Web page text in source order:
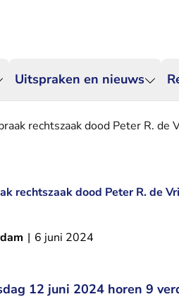
Uitspraken en nieuws
rechtszaak dood Peter R. de
rechtszaak dood Peter R. de
| 6 juni 2024
12 juni 2024 horen 9